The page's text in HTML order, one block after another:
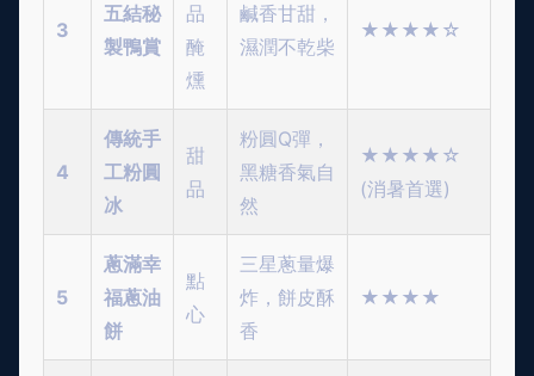
3
五結秘
製鴨賞
品
醃
燻
鹹香甘甜，
濕潤不乾柴
★★★★☆
4
傳統手
工粉圓
冰
甜
品
粉圓Q彈，
黑糖香氣自
然
★★★★☆
(消暑首選)
5
蔥滿幸
福蔥油
餅
點
心
三星蔥量爆
炸，餅皮酥
香
★★★★